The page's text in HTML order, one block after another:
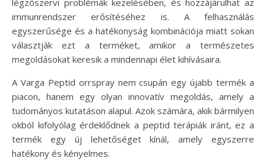
immunrendszer erősítéséhez is. A felhasználás
egyszerűsége és a hatékonyság kombinációja miatt sokan
választják ezt a terméket, amikor a természetes
megoldásokat keresik a mindennapi élet kihívásaira.
A Varga Peptid orrspray nem csupán egy újabb termék a
piacon, hanem egy olyan innovatív megoldás, amely a
tudományos kutatáson alapul. Azok számára, akik bármilyen
okból kifolyólag érdeklődnek a peptid terápiák iránt, ez a
termék egy új lehetőséget kínál, amely egyszerre
hatékony és kényelmes.